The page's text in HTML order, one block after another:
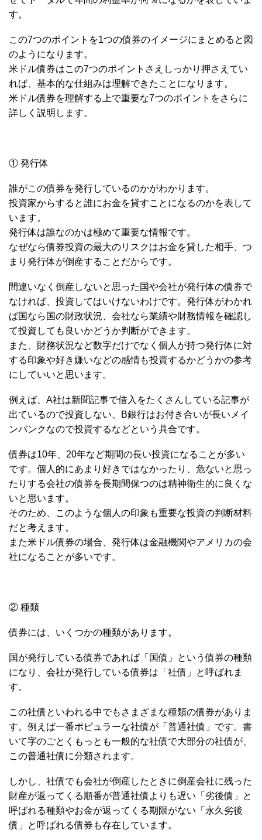
す。
この7つのポイントを1つの債券のイメージにまとめると図
のようになります。
米ドル債券はこの7つのポイントさえしっかり押さえてい
れば、基本的な仕組みは理解できたことになります。
米ドル債券を理解する上で重要な7つのポイントをさらに
詳しく説明します。
① 発行体
誰がこの債券を発行しているのかがわかります。
投資家からすると誰にお金を貸すことになるのかを表して
います。
発行体は誰なのかは極めて重要な情報です。
なぜなら債券投資の最大のリスクはお金を貸した相手、つ
まり発行体が倒産することだからです。
間違いなく倒産しないと思った国や会社が発行体の債券で
なければ、投資してはいけないわけです。発行体がわかれ
ば国なら国の財政状況、会社なら業績や財務情報を確認し
て投資しても良いかどうか判断ができます。
また、財務状況など数字だけでなく個人が持つ発行体に対
する印象や好き嫌いなどの感情も投資するかどうかの参考
にしていいと思います。
例えば、A社は新聞記事で借入をたくさんしている記事が
出ているので投資しない、B銀行はお付き合いが長いメイ
ンバンクなので投資するなどという具合です。
債券は10年、20年など期間の長い投資になることが多い
です。個人的にあまり好きではなかったり、危ないと思っ
たりする会社の債券を長期間保つのは精神衛生的に良くな
いと思います。
そのため、このような個人の印象も重要な投資の判断材料
だと考えます。
また米ドル債券の場合、発行体は金融機関やアメリカの会
社になることが多いです。
② 種類
債券には、いくつかの種類があります。
国が発行している債券であれば「国債」という債券の種類
になり、会社が発行している債券は「社債」と呼ばれま
す。
この社債といわれる中でもさまざまな種類の債券がありま
す。例えば一番ポピュラーな社債が「普通社債」です。書
いて字のごとくもっとも一般的な社債で大部分の社債が、
この普通社債に分類されます。
しかし、社債でも会社が倒産したときに倒産会社に残った
財産が返ってくる順番が普通社債よりも遅い「劣後債」と
呼ばれる種類やお金が返ってくる期限がない「永久劣後
債」と呼ばれる債券も存在しています。